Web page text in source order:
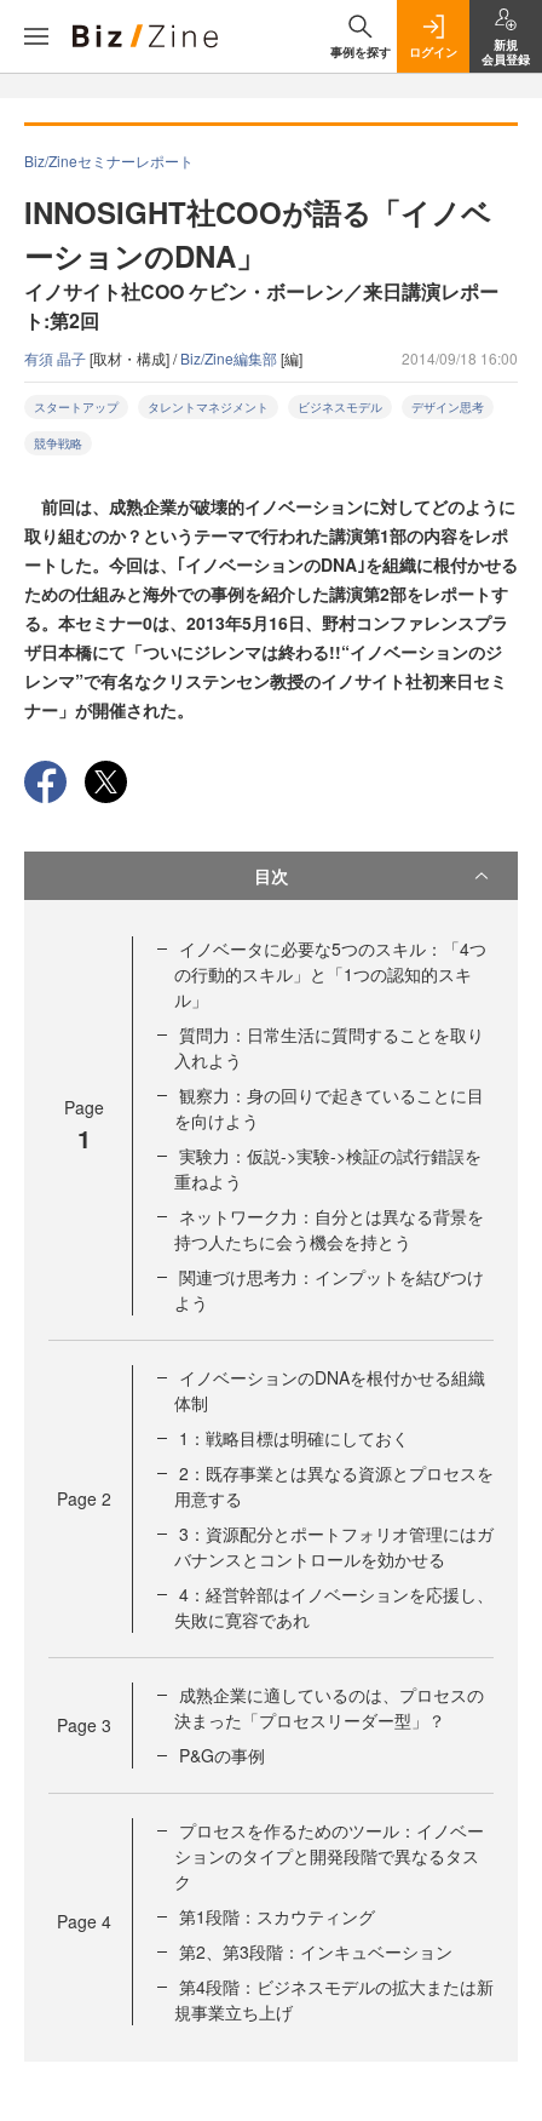
事例を探す ログイン
新規
会員登録
Biz/Zineセミナーレポート
INNOSIGHT社COOが語る「イノベ
ーションのDNA」
イノサイト社COO ケビン・ボーレン／来日講演レポー
ト:第2回
有須 晶子[取材・構成] /Biz/Zine編集部[編] 2014/09/18 16:00
スタートアップ タレントマネジメント ビジネスモデル デザイン思考
競争戦略
前回は、成熟企業が破壊的イノベーションに対してどのように
取り組むのか？というテーマで行われた講演第1部の内容をレポ
ートした。今回は、｢イノベーションのDNA｣を組織に根付かせる
ための仕組みと海外での事例を紹介した講演第2部をレポートす
る。本セミナー0は、2013年5月16日、野村コンファレンスプラ
ザ日本橋にて「ついにジレンマは終わる!!“イノベーションのジ
レンマ”で有名なクリステンセン教授のイノサイト社初来日セミ
ナー」が開催された。
目次
Page
1
イノベータに必要な5つのスキル：「4つ
の行動的スキル」と「1つの認知的スキ
ル」
質問力：日常生活に質問することを取り
入れよう
観察力：身の回りで起きていることに目
を向けよう
実験力：仮説->実験->検証の試行錯誤を
重ねよう
ネットワーク力：自分とは異なる背景を
持つ人たちに会う機会を持とう
関連づけ思考力：インプットを結びつけ
よう
Page 2
イノベーションのDNAを根付かせる組織
体制
1：戦略目標は明確にしておく
2：既存事業とは異なる資源とプロセスを
用意する
3：資源配分とポートフォリオ管理にはガ
バナンスとコントロールを効かせる
4：経営幹部はイノベーションを応援し、
失敗に寛容であれ
Page 3
成熟企業に適しているのは、プロセスの
決まった「プロセスリーダー型」？
P&Gの事例
Page 4
プロセスを作るためのツール：イノベー
ションのタイプと開発段階で異なるタス
ク
第1段階：スカウティング
第2、第3段階：インキュベーション
第4段階：ビジネスモデルの拡大または新
規事業立ち上げ